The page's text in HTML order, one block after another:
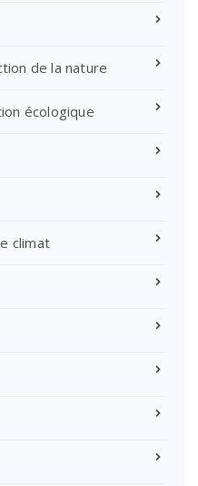
de la nature
écologique
climat